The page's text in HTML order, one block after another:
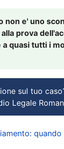
non e' uno
prova
quasi tutti i
sul tuo
Legale
quando